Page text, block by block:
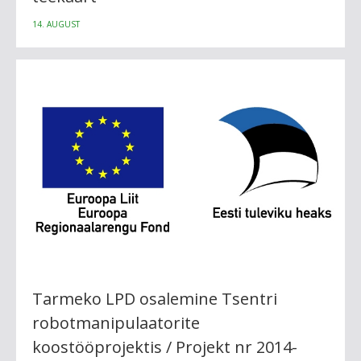
14. AUGUST
Tarmeko LPD osalemine Tsentri
robotmanipulaatorite
koostööprojektis / Projekt nr 2014-